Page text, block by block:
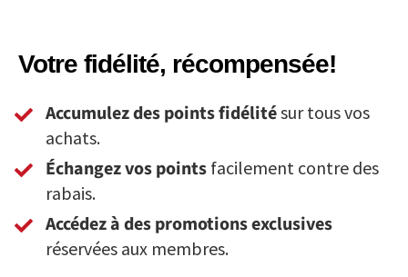
Votre fidélité, récompensée!
Accumulez des points fidélitésur tous vos
achats.
Échangez vos points facilement contre des
rabais.
Accédez à des promotions exclusives
réservées aux membres.